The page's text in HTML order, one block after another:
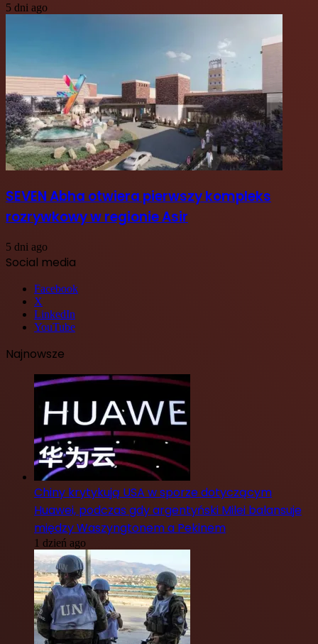
5 dni ago
SEVEN Abha otwiera pierwszy kompleks
rozrywkowy w regionie Asir
5 dni ago
Social media
Facebook
X
LinkedIn
YouTube
Najnowsze
Chiny krytykują USA w sporze dotyczącym
Huawei, podczas gdy argentyński Milei balansuje
między Waszyngtonem a Pekinem
1 dzień ago